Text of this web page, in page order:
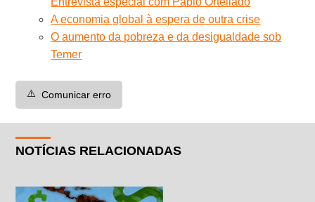
A economia global à espera de outra crise
O aumento da pobreza e da desigualdade sob
Temer
⚠️ Comunicar erro
NOTÍCIAS RELACIONADAS